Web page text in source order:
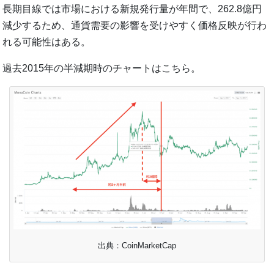
長期目線では市場における新規発行量が年間で、262.8億円
減少するため、通貨需要の影響を受けやすく価格反映が行わ
れる可能性はある。
過去2015年の半減期時のチャートはこちら。
出典：CoinMarketCap